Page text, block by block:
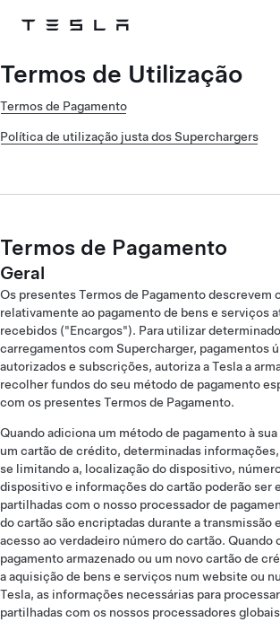
Tesla
Termos de Utilização
Termos de Pagamento
Política de utilização justa dos Superchargers
Termos de Pagamento
Geral
Os presentes Termos de Pagamento descrevem
relativamente ao pagamento de bens e serviços
recebidos ("Encargos"). Para utilizar
carregamentos com Supercharger, pagamentos
autorizados e subscrições, autoriza a Tesla a
recolher fundos do seu método de pagamento
com os presentes Termos de Pagamento.
Quando adiciona um método de pagamento à
um cartão de crédito, determinadas
se limitando a, localização do dispositivo,
dispositivo e informações do cartão poderão ser
partilhadas com o nosso processador de
do cartão são encriptadas durante a transmissão
acesso ao verdadeiro número do cartão. Quando
pagamento armazenado ou um novo cartão de
a aquisição de bens e serviços num website ou
Tesla, as informações necessárias para
partilhadas com os nossos processadores